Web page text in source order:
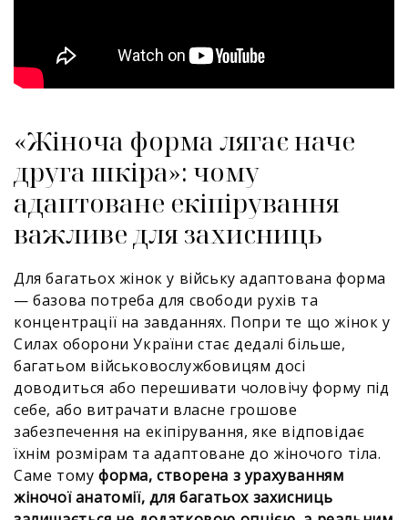
«Жіноча форма лягає наче
друга шкіра»: чому
адаптоване екіпірування
важливе для захисниць
Для багатьох жінок у війську адаптована форма
— базова потреба для свободи рухів та
концентрації на завданнях. Попри те що жінок у
Силах оборони України стає дедалі більше,
багатьом військовослужбовицям досі
доводиться або перешивати чоловічу форму під
себе, або витрачати власне грошове
забезпечення на екіпірування, яке відповідає
їхнім розмірам та адаптоване до жіночого тіла.
Саме тому форма, створена з урахуванням
жіночої анатомії, для багатьох захисниць